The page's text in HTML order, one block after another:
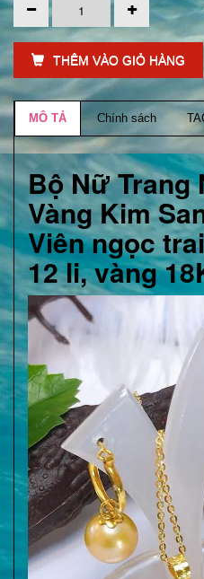
THÊM VÀO GIỎ HÀNG
MÔ TẢ Chính sách
Bộ Nữ Trang
Vàng Kim
Viên ngọc
12 li, vàng